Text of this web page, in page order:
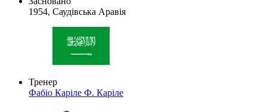
1954, Саудівська Аравія
Тренер
Фабіо Каріле Ф. Каріле